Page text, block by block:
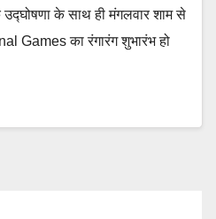
के साथ ही मंगलवार शाम से
Games का रंगारंग शुभारंभ हो